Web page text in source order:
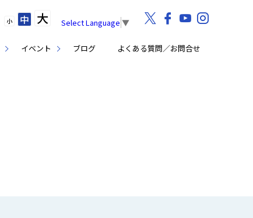
イベント ブログ よくある質問／お問合せ
小 中 大 Select Language ▼